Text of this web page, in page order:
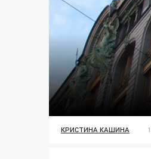
КРИСТИНА КАШИНА